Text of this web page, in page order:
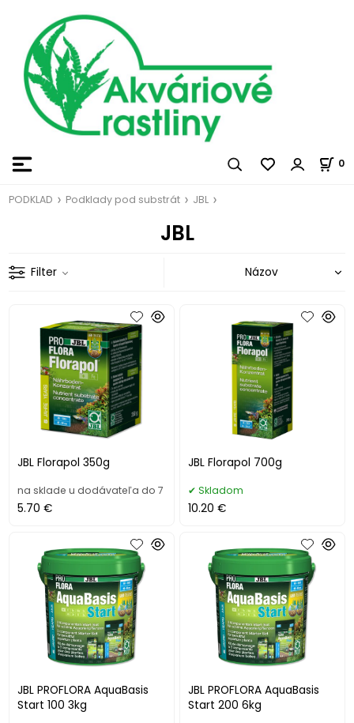
0
PODKLAD Podklady pod substrát JBL
JBL
Filter
JBL Florapol 350g
na sklade u dodávateľa do 7
5.70 €
JBL Florapol 700g
Skladom
10.20 €
JBL PROFLORA AquaBasis
Start 100 3kg
JBL PROFLORA AquaBasis
Start 200 6kg